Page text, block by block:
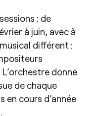
: de
à juin, avec à
différent :
donne
de chaque
en cours d’année